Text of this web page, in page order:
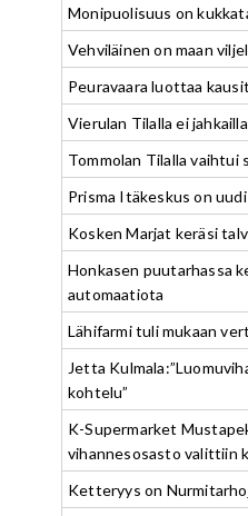
Monipuolisuus on
Vehviläinen on maan
Peuravaara luottaa
Vierulan Tilalla ei jahkailla
Tommolan Tilalla vaihtui
Prisma Itäkeskus on
Kosken Marjat keräsi
Honkasen puutarhassa
automaatiota
Lähifarmi tuli mukaan
Jetta
kohtelu”
K-Supermarket
vihannesosasto valittiin
Ketteryys on